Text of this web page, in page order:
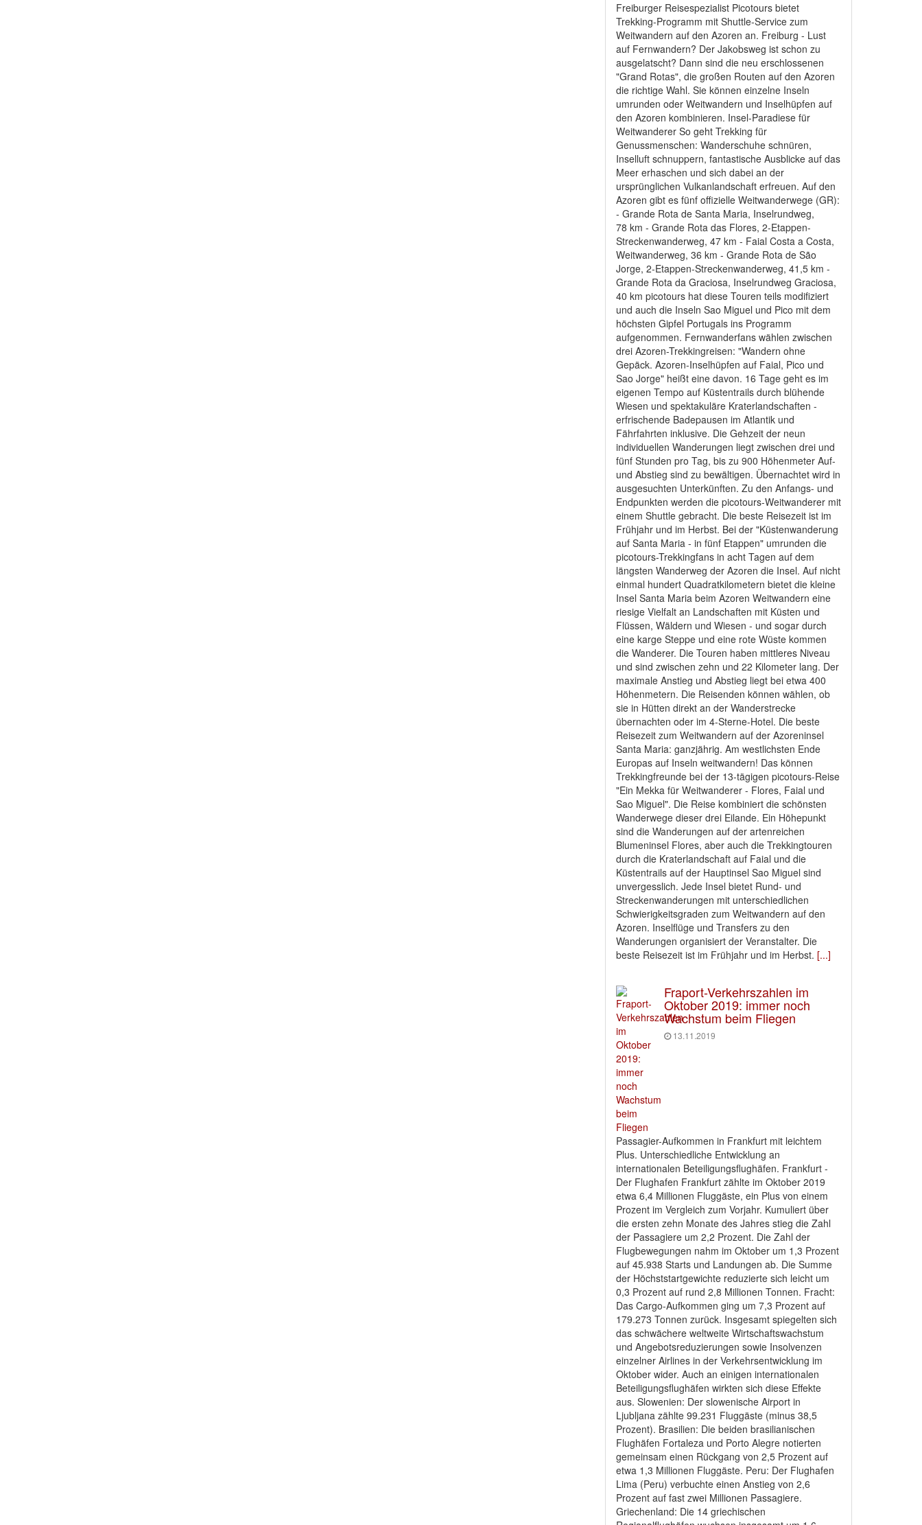
Freiburger Reisespezialist Picotours bietet
Trekking-Programm mit Shuttle-Service zum
Weitwandern auf den Azoren an. Freiburg - Lust
auf Fernwandern? Der Jakobsweg ist schon zu
ausgelatscht? Dann sind die neu erschlossenen
"Grand Rotas", die großen Routen auf den Azoren
die richtige Wahl. Sie können einzelne Inseln
umrunden oder Weitwandern und Inselhüpfen auf
den Azoren kombinieren. Insel-Paradiese für
Weitwanderer So geht Trekking für
Genussmenschen: Wanderschuhe schnüren,
Inselluft schnuppern, fantastische Ausblicke auf das
Meer erhaschen und sich dabei an der
ursprünglichen Vulkanlandschaft erfreuen. Auf den
Azoren gibt es fünf offizielle Weitwanderwege (GR):
- Grande Rota de Santa Maria, Inselrundweg,
78 km - Grande Rota das Flores, 2-Etappen-
Streckenwanderweg, 47 km - Faial Costa a Costa,
Weitwanderweg, 36 km - Grande Rota de São
Jorge, 2-Etappen-Streckenwanderweg, 41,5 km -
Grande Rota da Graciosa, Inselrundweg Graciosa,
40 km picotours hat diese Touren teils modifiziert
und auch die Inseln Sao Miguel und Pico mit dem
höchsten Gipfel Portugals ins Programm
aufgenommen. Fernwanderfans wählen zwischen
drei Azoren-Trekkingreisen: "Wandern ohne
Gepäck. Azoren-Inselhüpfen auf Faial, Pico und
Sao Jorge" heißt eine davon. 16 Tage geht es im
eigenen Tempo auf Küstentrails durch blühende
Wiesen und spektakuläre Kraterlandschaften -
erfrischende Badepausen im Atlantik und
Fährfahrten inklusive. Die Gehzeit der neun
individuellen Wanderungen liegt zwischen drei und
fünf Stunden pro Tag, bis zu 900 Höhenmeter Auf-
und Abstieg sind zu bewältigen. Übernachtet wird in
ausgesuchten Unterkünften. Zu den Anfangs- und
Endpunkten werden die picotours-Weitwanderer mit
einem Shuttle gebracht. Die beste Reisezeit ist im
Frühjahr und im Herbst. Bei der "Küstenwanderung
auf Santa Maria - in fünf Etappen" umrunden die
picotours-Trekkingfans in acht Tagen auf dem
längsten Wanderweg der Azoren die Insel. Auf nicht
einmal hundert Quadratkilometern bietet die kleine
Insel Santa Maria beim Azoren Weitwandern eine
riesige Vielfalt an Landschaften mit Küsten und
Flüssen, Wäldern und Wiesen - und sogar durch
eine karge Steppe und eine rote Wüste kommen
die Wanderer. Die Touren haben mittleres Niveau
und sind zwischen zehn und 22 Kilometer lang. Der
maximale Anstieg und Abstieg liegt bei etwa 400
Höhenmetern. Die Reisenden können wählen, ob
sie in Hütten direkt an der Wanderstrecke
übernachten oder im 4-Sterne-Hotel. Die beste
Reisezeit zum Weitwandern auf der Azoreninsel
Santa Maria: ganzjährig. Am westlichsten Ende
Europas auf Inseln weitwandern! Das können
Trekkingfreunde bei der 13-tägigen picotours-Reise
"Ein Mekka für Weitwanderer - Flores, Faial und
Sao Miguel". Die Reise kombiniert die schönsten
Wanderwege dieser drei Eilande. Ein Höhepunkt
sind die Wanderungen auf der artenreichen
Blumeninsel Flores, aber auch die Trekkingtouren
durch die Kraterlandschaft auf Faial und die
Küstentrails auf der Hauptinsel Sao Miguel sind
unvergesslich. Jede Insel bietet Rund- und
Streckenwanderungen mit unterschiedlichen
Schwierigkeitsgraden zum Weitwandern auf den
Azoren. Inselflüge und Transfers zu den
Wanderungen organisiert der Veranstalter. Die
beste Reisezeit ist im Frühjahr und im Herbst. [...]
Fraport-Verkehrszahlen im
Oktober 2019: immer noch
Wachstum beim Fliegen
13.11.2019
Passagier-Aufkommen in Frankfurt mit leichtem
Plus. Unterschiedliche Entwicklung an
internationalen Beteiligungsflughäfen. Frankfurt -
Der Flughafen Frankfurt zählte im Oktober 2019
etwa 6,4 Millionen Fluggäste, ein Plus von einem
Prozent im Vergleich zum Vorjahr. Kumuliert über
die ersten zehn Monate des Jahres stieg die Zahl
der Passagiere um 2,2 Prozent. Die Zahl der
Flugbewegungen nahm im Oktober um 1,3 Prozent
auf 45.938 Starts und Landungen ab. Die Summe
der Höchststartgewichte reduzierte sich leicht um
0,3 Prozent auf rund 2,8 Millionen Tonnen. Fracht:
Das Cargo-Aufkommen ging um 7,3 Prozent auf
179.273 Tonnen zurück. Insgesamt spiegelten sich
das schwächere weltweite Wirtschaftswachstum
und Angebotsreduzierungen sowie Insolvenzen
einzelner Airlines in der Verkehrsentwicklung im
Oktober wider. Auch an einigen internationalen
Beteiligungsflughäfen wirkten sich diese Effekte
aus. Slowenien: Der slowenische Airport in
Ljubljana zählte 99.231 Fluggäste (minus 38,5
Prozent). Brasilien: Die beiden brasilianischen
Flughäfen Fortaleza und Porto Alegre notierten
gemeinsam einen Rückgang von 2,5 Prozent auf
etwa 1,3 Millionen Fluggäste. Peru: Der Flughafen
Lima (Peru) verbuchte einen Anstieg von 2,6
Prozent auf fast zwei Millionen Passagiere.
Griechenland: Die 14 griechischen